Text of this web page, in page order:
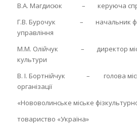
В.А. Магдисюк – керуюча
Г.В. Бурочук – начальник
управління
М.М. Олійчук – директор
культури
В. І. Бортнійчук – голова
організації
«Нововолинське міське
товариство «Україна»